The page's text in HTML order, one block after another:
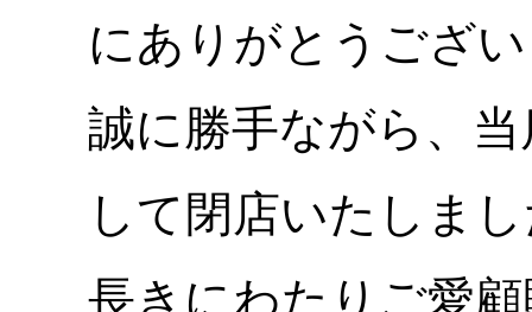
にありがとうござ
誠に勝手ながら、
して閉店いたしま
長きにわたりご愛